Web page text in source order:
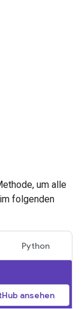
um alle
folgenden
Python
ansehen